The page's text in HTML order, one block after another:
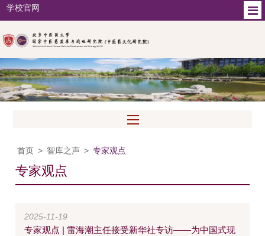
学校官网
首页 > 智库之声 > 专家观点
专家观点
2025-11-19
专家观点 | 雷海潮主任接受新华社专访——为中国式现